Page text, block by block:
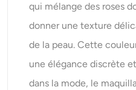
qui mélange des roses
donner une texture
de la peau. Cette
une élégance discrète
dans la mode, le